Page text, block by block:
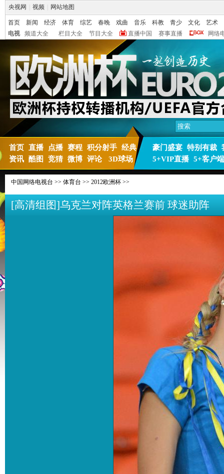
央视网 视频 网站地图
首页 新闻 经济 体育 综艺 春晚 戏曲 音乐 科教 青少 文化
艺术
电视
频道大全 栏目大全 节目大全 直播中国 赛事直播 网络
首页 直播 点播 赛程 积分射手 经典
资讯 酷图 竞猜 微博 评论 3D球场
豪门盛宴 特别有裁
5+VIP直播 5+客户端
中国网络电视台 >> 体育台 >> 2012欧洲杯 >>
[高清组图]乌克兰对阵英格兰赛前 球迷助阵